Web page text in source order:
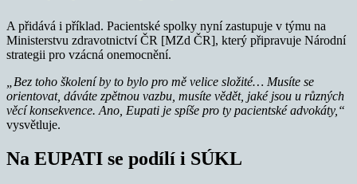
A přidává i příklad. Pacientské spolky nyní zastupuje v týmu na
Ministerstvu zdravotnictví ČR [MZd ČR], který připravuje Národní
strategii pro vzácná onemocnění.
„Bez toho školení by to bylo pro mě velice složité… Musíte se
orientovat, dáváte zpětnou vazbu, musíte vědět, jaké jsou u různých
věcí konsekvence. Ano, Eupati je spíše pro ty pacientské advokáty,“
vysvětluje.
Na EUPATI se podílí i SÚKL